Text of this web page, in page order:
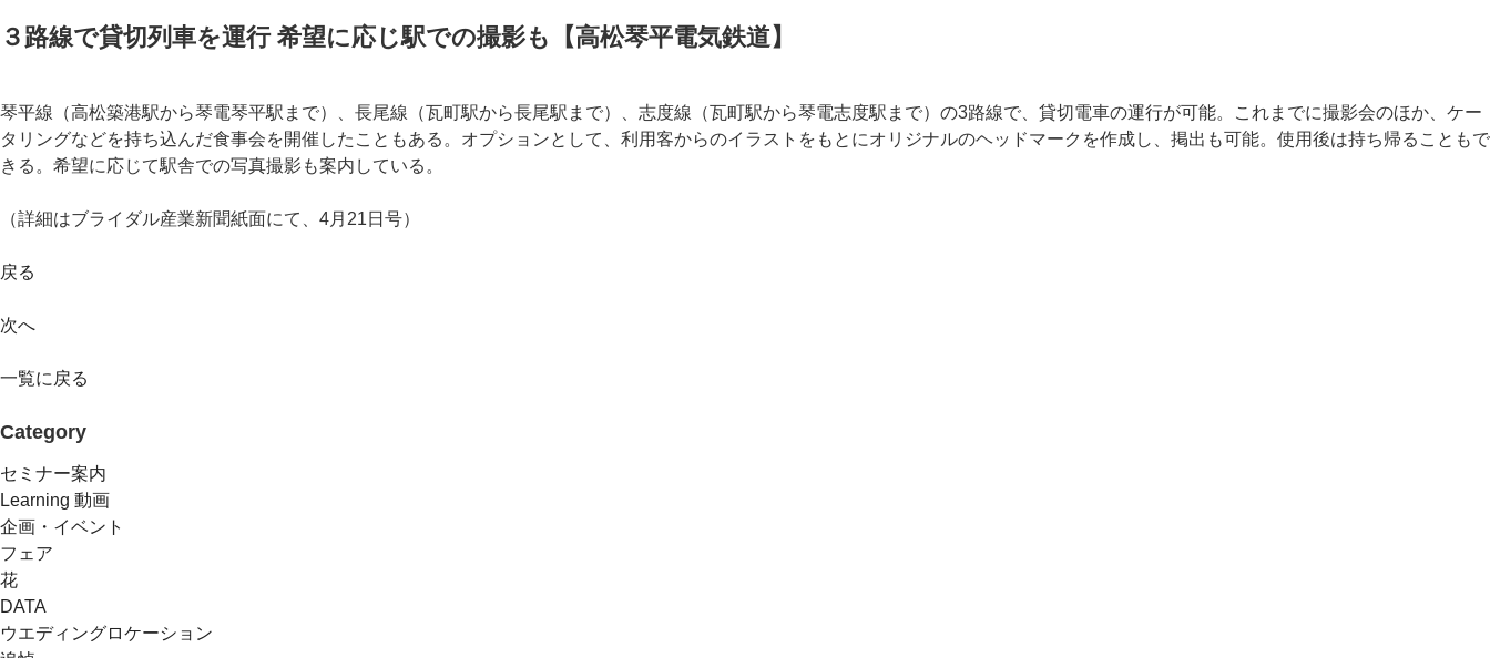
３路線で貸切列車を運行 希望に応じ駅での撮影も【高松琴平電気鉄道】
琴平線（高松築港駅から琴電琴平駅まで）、長尾線（瓦町駅から長尾駅まで）、志度線（瓦町駅から琴電志度駅まで）の3路線で、貸切電車の運行が可能。これまでに撮影会のほか、ケー
タリングなどを持ち込んだ食事会を開催したこともある。オプションとして、利用客からのイラストをもとにオリジナルのヘッドマークを作成し、掲出も可能。使用後は持ち帰ることもで
きる。希望に応じて駅舎での写真撮影も案内している。
（詳細はブライダル産業新聞紙面にて、4月21日号）
戻る
次へ
一覧に戻る
Category
セミナー案内
Learning 動画
企画・イベント
フェア
花
DATA
ウエディングロケーション